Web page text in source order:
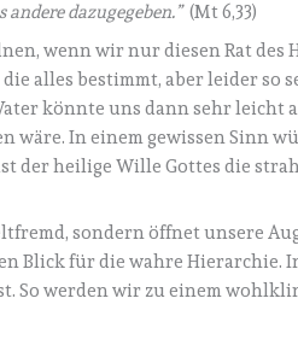
andere dazugegeben.”(Mt 6,33)
wenn wir nur diesen Rat des
alles bestimmt, aber leider so
könnte uns dann sehr leicht
wäre. In einem gewissen Sinn
der heilige Wille Gottes die
sondern öffnet unsere
Blick für die wahre Hierarchie.
So werden wir zu einem